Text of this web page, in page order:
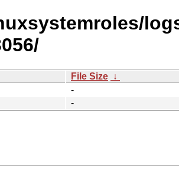
File Size ↓
-
-